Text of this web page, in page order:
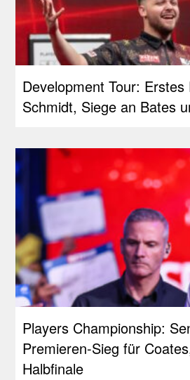
Development Tour: Erstes
Schmidt, Siege an Bates
Players Championship:
Premieren-Sieg für
Halbfinale